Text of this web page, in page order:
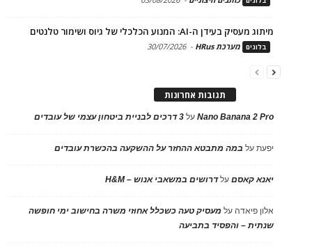
מיתוג מעסיק בעידן ה-AI: המנוע הכלכלי של גיוס ושימור טלנטים
בלוגים מערכת HRus -
30/07/2026
תגובות אחרונות
Nano Banana 2 Proעל 3 דרכים לבניית ביטחון עצמי של עובדים
יפעתעל במה מתבטא ההחזר על ההשקעה בהכשרת עובדים
יאנא קאסםעלדרושים במשאבי אנוש – H&M
אלון פיאדה על מעסיק טעה כשכלל אחוזי משרה בחישוב ימי חופשה
שנתית – והפסיד בתביעה